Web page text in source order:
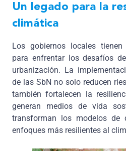
Un legado para la
climática
Los gobiernos locales
para enfrentar los desafíos
urbanización. La
de las SbN no solo reducen
también fortalecen la
generan medios de vida
transforman los modelos de
enfoques más resilientes al